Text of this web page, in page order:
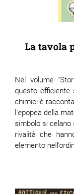
La tavola
Nel volume
questo efficiente
chimici è
l’epopea della
simbolo si
rivalità che
elemento